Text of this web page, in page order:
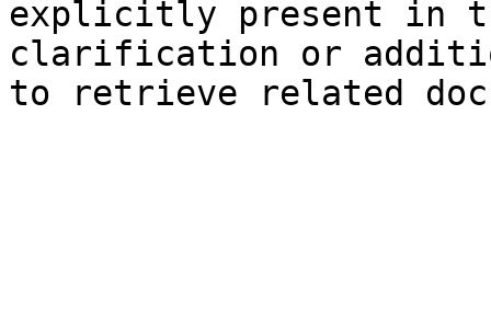
explicitly present in
clarification or